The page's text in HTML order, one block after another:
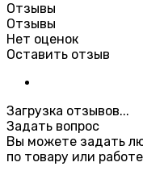
Отзывы
Отзывы
Нет оценок
Оставить отзыв
Загрузка отзывов...
Задать вопрос
Вы можете задать
по товару или